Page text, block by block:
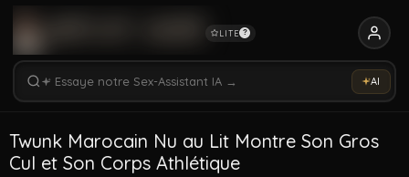
LITE ?
Rechercher vidéos, modèles, tags...
Essaye notre Sex-Assistant IA →
AI
Twunk Marocain Nu au Lit Montre Son Gros
Cul et Son Corps Athlétique